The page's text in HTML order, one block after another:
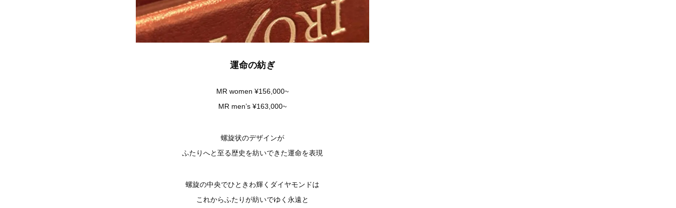
運命の紡ぎ
MR women ¥156,000~
MR men’s ¥163,000~
螺旋状のデザインが
ふたりへと至る歴史を紡いできた運命を表現
螺旋の中央でひときわ輝くダイヤモンドは
これからふたりが紡いでゆく永遠と